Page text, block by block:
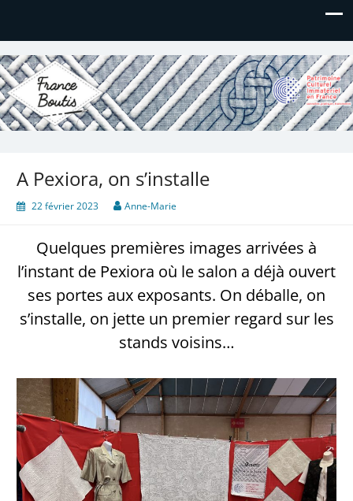
France Boutis
Le site de France Boutis
A Pexiora, on s’installe
22 février 2023 Anne-Marie
Quelques premières images arrivées à
l’instant de Pexiora où le salon a déjà ouvert
ses portes aux exposants. On déballe, on
s’installe, on jette un premier regard sur les
stands voisins…